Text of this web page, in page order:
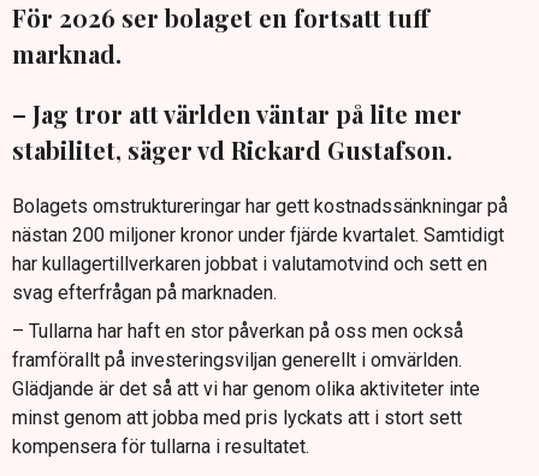
För 2026 ser bolaget en fortsatt tuff
marknad.
– Jag tror att världen väntar på lite mer
stabilitet, säger vd Rickard Gustafson.
Bolagets omstruktureringar har gett kostnadssänkningar på
nästan 200 miljoner kronor under fjärde kvartalet. Samtidigt
har kullagertillverkaren jobbat i valutamotvind och sett en
svag efterfrågan på marknaden.
– Tullarna har haft en stor påverkan på oss men också
framförallt på investeringsviljan generellt i omvärlden.
Glädjande är det så att vi har genom olika aktiviteter inte
minst genom att jobba med pris lyckats att i stort sett
kompensera för tullarna i resultatet.